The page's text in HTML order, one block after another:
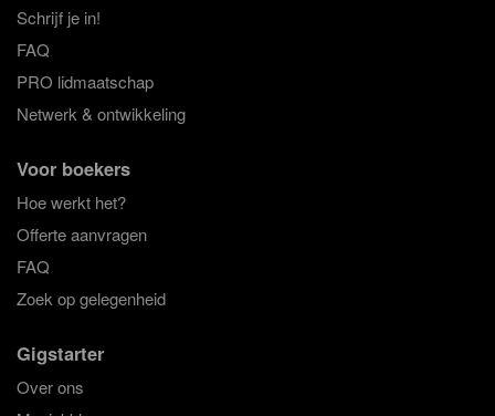
Schrijf je in!
FAQ
PRO lidmaatschap
Netwerk & ontwikkeling
Voor boekers
Hoe werkt het?
Offerte aanvragen
FAQ
Zoek op gelegenheid
Gigstarter
Over ons